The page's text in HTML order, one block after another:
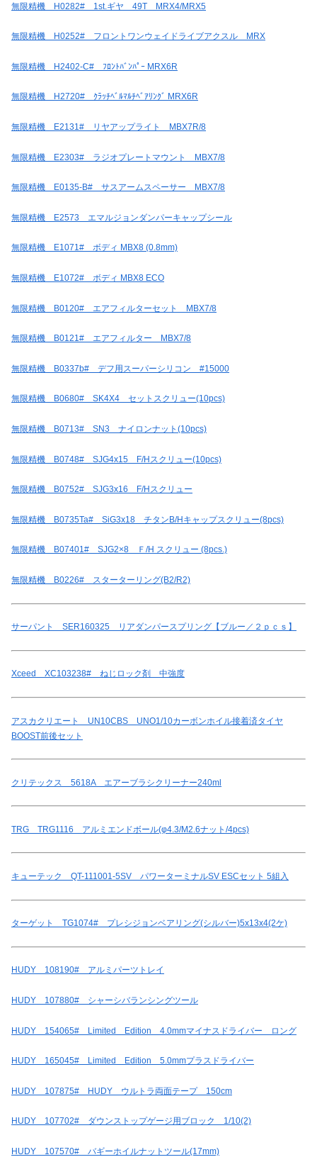
無限精機 H0282# 1st.ギヤ 49T MRX4/MRX5
無限精機 H0252# フロントワンウェイドライブアクスル MRX
無限精機 H2402-C# ﾌﾛﾝﾄﾊﾞﾝﾊﾟｰ MRX6R
無限精機 H2720# ｸﾗｯﾁﾍﾞﾙﾏﾙﾁﾍﾞｱﾘﾝｸﾞ MRX6R
無限精機 E2131# リヤアップライト MBX7R/8
無限精機 E2303# ラジオプレートマウント MBX7/8
無限精機 E0135-B# サスアームスペーサー MBX7/8
無限精機 E2573 エマルジョンダンパーキャップシール
無限精機 E1071# ボディ MBX8 (0.8mm)
無限精機 E1072# ボディ MBX8 ECO
無限精機 B0120# エアフィルターセット MBX7/8
無限精機 B0121# エアフィルター MBX7/8
無限精機 B0337b# デフ用スーパーシリコン #15000
無限精機 B0680# SK4X4 セットスクリュー(10pcs)
無限精機 B0713# SN3 ナイロンナット(10pcs)
無限精機 B0748# SJG4x15 F/Hスクリュー(10pcs)
無限精機 B0752# SJG3x16 F/Hスクリュー
無限精機 B0735Ta# SiG3x18 チタンB/Hキャップスクリュー(8pcs)
無限精機 B07401# SJG2×8 Ｆ/H スクリュー (8pcs.)
無限精機 B0226# スターターリング(B2/R2)
サーパント SER160325 リアダンパースプリング【ブルー／２ｐｃｓ】
Xceed XC103238# ねじロック剤 中強度
アスカクリエート UN10CBS UNO1/10カーボンホイル接着済タイヤ
BOOST前後セット
クリテックス 5618A エアーブラシクリーナー240ml
TRG TRG1116 アルミエンドボール(φ4.3/M2.6ナット/4pcs)
キューテック QT-111001-5SV パワーターミナルSV ESCセット 5組入
ターゲット TG1074# プレシジョンベアリング(シルバー)5x13x4(2ケ)
HUDY 108190# アルミパーツトレイ
HUDY 107880# シャーシバランシングツール
HUDY 154065# Limited Edition 4.0mmマイナスドライバー ロング
HUDY 165045# Limited Edition 5.0mmプラスドライバー
HUDY 107875# HUDY ウルトラ両面テープ 150cm
HUDY 107702# ダウンストップゲージ用ブロック 1/10(2)
HUDY 107570# バギーホイルナットツール(17mm)